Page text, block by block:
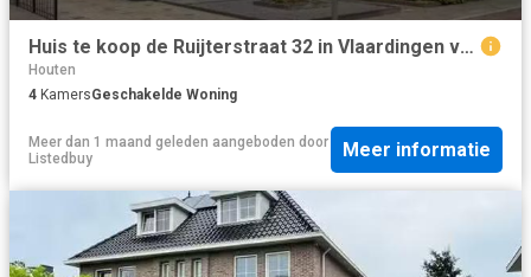
Huis te koop de Ruijterstraat 32 in Vlaardingen voor € 475.000
Houten
4 KamersGeschakelde Woning
Meer dan 1 maand geleden aangeboden door
Listedbuy
Meer informatie